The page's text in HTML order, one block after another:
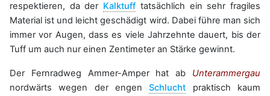
respektieren, da der Kalktufftatsächlich ein sehr fragiles
Material ist und leicht geschädigt wird. Dabei führe man sich
immer vor Augen, dass es viele Jahrzehnte dauert, bis der
Tuff um auch nur einen Zentimeter an Stärke gewinnt.
Der Fernradweg Ammer-Amper hat ab Unterammergau
nordwärts wegen der engenSchlucht praktisch kaum